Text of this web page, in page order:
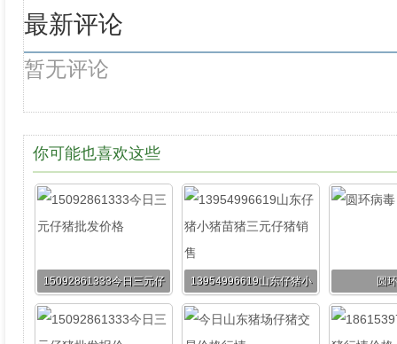
最新评论
暂无评论
你可能也喜欢这些
15092861333今日三元仔
猪批发价格
13954996619山东仔猪小
猪苗猪三元仔猪销售
圆